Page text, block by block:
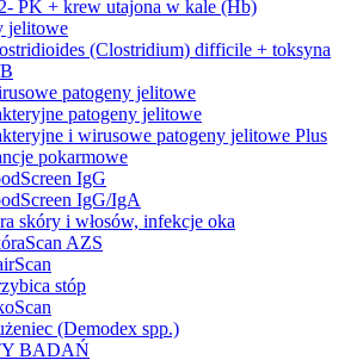
PK + krew utajona w kale (Hb)
jelitowe
(Clostridium) difficile + toksyna
patogeny jelitowe
patogeny jelitowe
i wirusowe patogeny jelitowe Plus
pokarmowe
IgG
IgG/IgA
skóry i włosów, infekcje oka
AZS
stóp
(Demodex spp.)
BADAŃ